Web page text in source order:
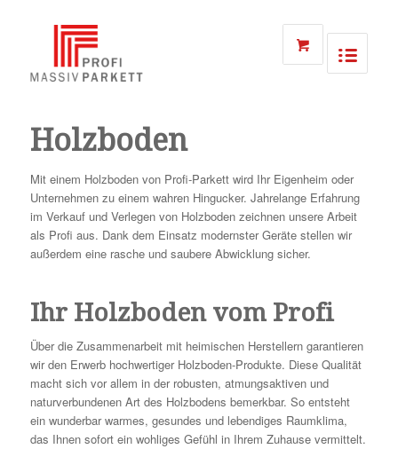
Holzboden
Mit einem Holzboden von Profi-Parkett wird Ihr Eigenheim oder
Unternehmen zu einem wahren Hingucker. Jahrelange Erfahrung
im Verkauf und Verlegen von Holzboden zeichnen unsere Arbeit
als Profi aus. Dank dem Einsatz modernster Geräte stellen wir
außerdem eine rasche und saubere Abwicklung sicher.
Ihr Holzboden vom Profi
Über die Zusammenarbeit mit heimischen Herstellern garantieren
wir den Erwerb hochwertiger Holzboden-Produkte. Diese Qualität
macht sich vor allem in der robusten, atmungsaktiven und
naturverbundenen Art des Holzbodens bemerkbar. So entsteht
ein wunderbar warmes, gesundes und lebendiges Raumklima,
das Ihnen sofort ein wohliges Gefühl in Ihrem Zuhause vermittelt.